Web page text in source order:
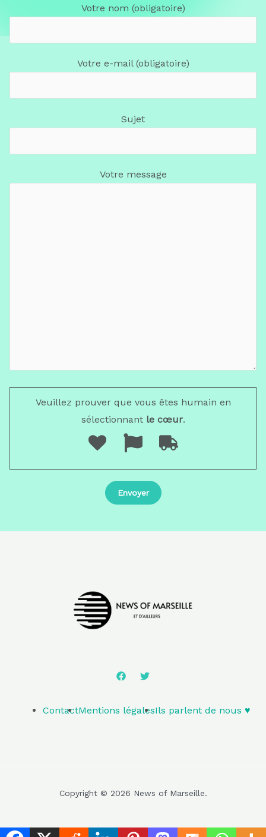
Votre nom (obligatoire)
Votre e-mail (obligatoire)
Sujet
Votre message
Veuillez prouver que vous êtes humain en
sélectionnantle cœur.
ContactMentions légalesIls parlent de nous ♥️
Copyright © 2026 News of Marseille.